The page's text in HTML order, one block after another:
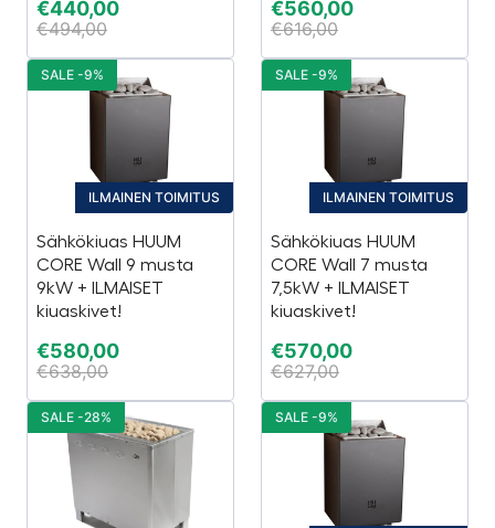
€440,00
€494,00
€560,00
€616,00
ILMAINEN TOIMITUS
Sähkökiuas HUUM
CORE Wall 9 musta
9kW + ILMAISET
kiuaskivet!
€580,00
€638,00
SALE -9%
ILMAINEN TOIMITUS
Sähkökiuas HUUM
CORE Wall 7 musta
7,5kW + ILMAISET
kiuaskivet!
€570,00
€627,00
SALE -9%
SALE -28% SALE -9%